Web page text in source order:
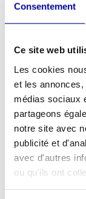
Consentement
Ce site web
Les cookies
et les
médias sociaux
partageons
notre site avec
publicité et
avec d'autres
ou qu'ils ont
Découvrez
allongéspour plus
À qui ce vélo
Le Nouveau
large éventail
recherchent un
parfaite. L'accès
également très
souhaitant
professionnels
physiothérapie, les
investissement